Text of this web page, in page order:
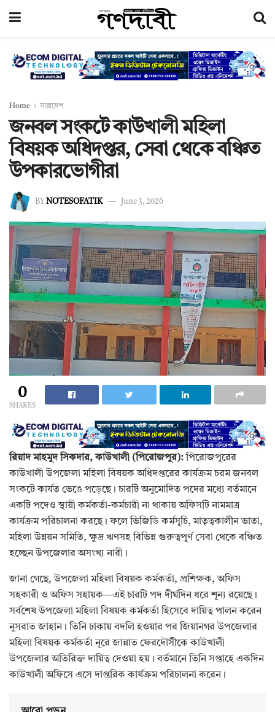
Home সারাদেশ
জনবল সংকটে কাউখালী মহিলা
বিষয়ক অধিদপ্তর, সেবা থেকে বঞ্চিত
উপকারভোগীরা
BY NOTESOFATIK June 3, 2026
0
SHARES
রিয়াদ মাহমুদ সিকদার, কাউখালী (পিরোজপুর):পিরোজপুরের
কাউখালী উপজেলা মহিলা বিষয়ক অধিদপ্তরের কার্যক্রম চরম জনবল
সংকটে কার্যত ভেঙে পড়েছে। চারটি অনুমোদিত পদের মধ্যে বর্তমানে
একটি পদেও স্থায়ী কর্মকর্তা-কর্মচারী না থাকায় অফিসটি নামমাত্র
কার্যক্রম পরিচালনা করছে। ফলে ভিজিডি কর্মসূচি, মাতৃত্বকালীন ভাতা,
মহিলা উন্নয়ন সমিতি, ক্ষুদ্র ঋণসহ বিভিন্ন গুরুত্বপূর্ণ সেবা থেকে বঞ্চিত
হচ্ছেন উপজেলার অসংখ্য নারী।
জানা গেছে, উপজেলা মহিলা বিষয়ক কর্মকর্তা, প্রশিক্ষক, অফিস
সহকারী ও অফিস সহায়ক—এই চারটি পদ দীর্ঘদিন ধরে শূন্য রয়েছে।
সর্বশেষ উপজেলা মহিলা বিষয়ক কর্মকর্তা হিসেবে দায়িত্ব পালন করেন
নুসরাত জাহান। তিনি ঢাকায় বদলি হওয়ার পর জিয়ানগর উপজেলার
মহিলা বিষয়ক কর্মকর্তা নূরে জান্নাত ফেরদৌসীকে কাউখালী
উপজেলার অতিরিক্ত দায়িত্ব দেওয়া হয়। বর্তমানে তিনি সপ্তাহে একদিন
কাউখালী অফিসে এসে দাপ্তরিক কার্যক্রম পরিচালনা করেন।